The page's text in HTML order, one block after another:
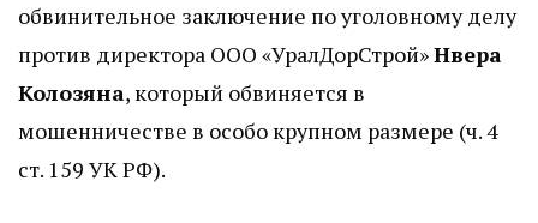
обвинительное заключение по уголовному делу
против директора ООО «УралДорСтрой»Нвера
Колозяна, который обвиняется в
мошенничестве в особо крупном размере (ч. 4
ст. 159 УК РФ).